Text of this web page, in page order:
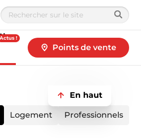
Actus !
Points de vente
En haut
Logement Professionnels